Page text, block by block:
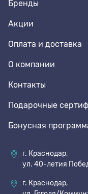
Бренды
Акции
Оплата и доставка
О компании
Контакты
Подарочные
Бонусная
г. Краснодар,
ул. 40-летия
г. Краснодар,